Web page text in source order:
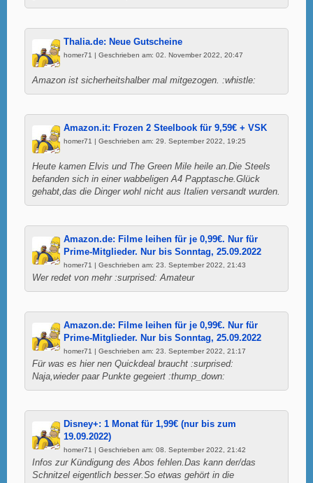
Thalia.de: Neue Gutscheine
homer71 | Geschrieben am: 02. November 2022, 20:47
Amazon ist sicherheitshalber mal mitgezogen. :whistle:
Amazon.it: Frozen 2 Steelbook für 9,59€ + VSK
homer71 | Geschrieben am: 29. September 2022, 19:25
Heute kamen Elvis und The Green Mile heile an.Die Steels
befanden sich in einer wabbeligen A4 Papptasche.Glück
gehabt,das die Dinger wohl nicht aus Italien versandt wurden.
Amazon.de: Filme leihen für je 0,99€. Nur für
Prime-Mitglieder. Nur bis Sonntag, 25.09.2022
homer71 | Geschrieben am: 23. September 2022, 21:43
Wer redet von mehr :surprised: Amateur
Amazon.de: Filme leihen für je 0,99€. Nur für
Prime-Mitglieder. Nur bis Sonntag, 25.09.2022
homer71 | Geschrieben am: 23. September 2022, 21:17
Für was es hier nen Quickdeal braucht :surprised:
Naja,wieder paar Punkte gegeiert :thump_down:
Disney+: 1 Monat für 1,99€ (nur bis zum
19.09.2022)
homer71 | Geschrieben am: 08. September 2022, 21:42
Infos zur Kündigung des Abos fehlen.Das kann der/das
Schnitzel eigentlich besser.So etwas gehört in die